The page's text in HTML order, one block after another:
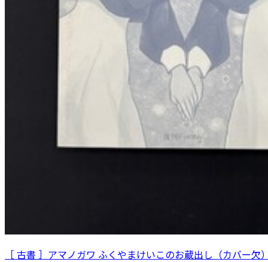
［ 古書 ］アマノガワ ふくやまけいこのお蔵出し（カバー欠